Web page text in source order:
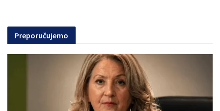
Preporučujemo